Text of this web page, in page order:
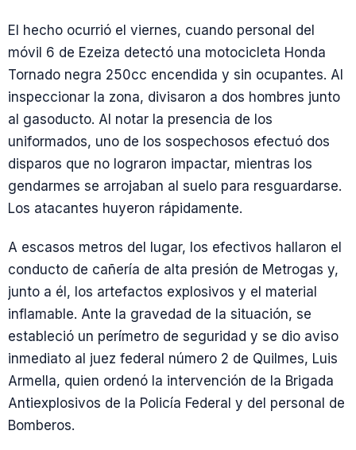
El hecho ocurrió el viernes, cuando personal del
móvil 6 de Ezeiza detectó una motocicleta Honda
Tornado negra 250cc encendida y sin ocupantes. Al
inspeccionar la zona, divisaron a dos hombres junto
al gasoducto. Al notar la presencia de los
uniformados, uno de los sospechosos efectuó dos
disparos que no lograron impactar, mientras los
gendarmes se arrojaban al suelo para resguardarse.
Los atacantes huyeron rápidamente.
A escasos metros del lugar, los efectivos hallaron el
conducto de cañería de alta presión de Metrogas y,
junto a él, los artefactos explosivos y el material
inflamable. Ante la gravedad de la situación, se
estableció un perímetro de seguridad y se dio aviso
inmediato al juez federal número 2 de Quilmes, Luis
Armella, quien ordenó la intervención de la Brigada
Antiexplosivos de la Policía Federal y del personal de
Bomberos.